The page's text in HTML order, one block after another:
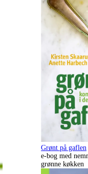
Grønt på gaflen
e-bog med
grønne køkken